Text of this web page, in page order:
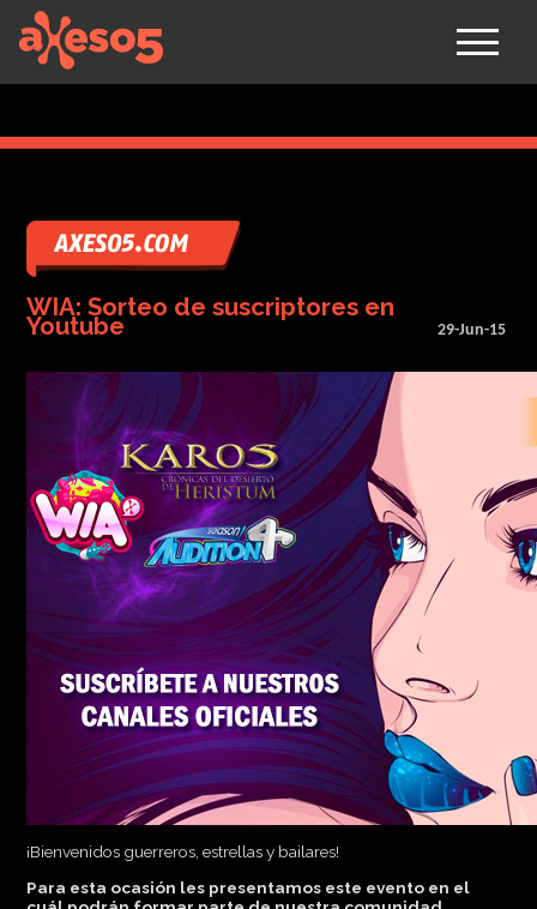
axeso5
WIA: Sorteo de suscriptores en
Youtube 29-Jun-15
¡Bienvenidos guerreros, estrellas y bailares!
Para esta ocasión les presentamos este evento en el